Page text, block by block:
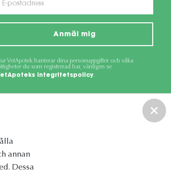
annan
Dessa
Anmäl mig
VetApotek hanterar dina personuppgifter och vilka
du som registrerad har, vänligen se
integritetspolicy.